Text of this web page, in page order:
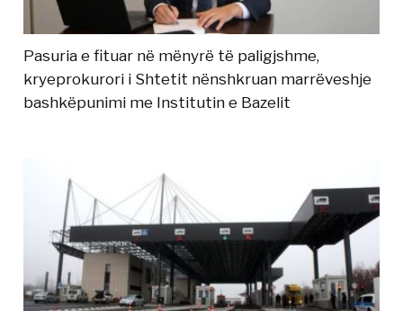
Pasuria e fituar në mënyrë të paligjshme,
kryeprokurori i Shtetit nënshkruan marrëveshje
bashkëpunimi me Institutin e Bazelit